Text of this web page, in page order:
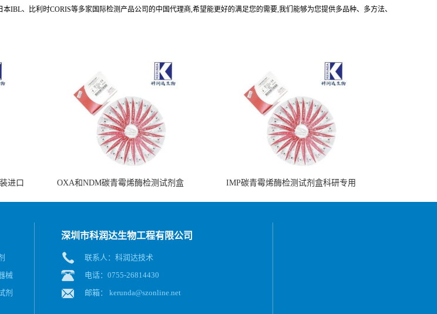
IBL、比利时CORIS等多家国际检测产品公司的中国代理商,希望能更好的满足您的需要,我们能够为您提供多品种、多方法、
进口 OXA和NDM碳青霉烯酶检测试剂盒 IMP碳青霉烯酶检测试剂盒科研专用
械
剂
深圳市科润达生物工程有限公司
联系人：科润达技术
电话：0755-26814430
邮箱： kerunda@szonline.net